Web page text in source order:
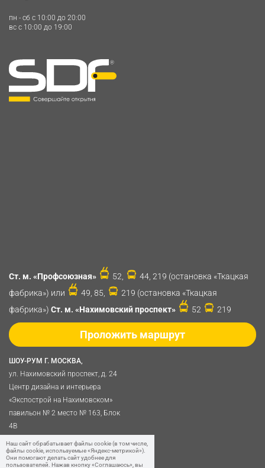
пн - сб c 10:00 до 20:00
вс c 10:00 до 19:00
ШОУ-РУМ Г. МОСКВА,
ул. Нахимовский проспект, д. 24
Центр дизайна и интерьера
«Экспострой на Нахимовском»
павильон № 2 место № 163, Блок
4B
Политика обработки
персональных данных
Ст. м. «Профсоюзная» 52,
44, 219 (остановка «Ткацкая
фабрика») или
49, 85,
219 (остановка «Ткацкая
фабрика») Ст. м. «Нахимовский проспект» 52 219
Проложить маршрут
Наш сайт обрабатывает файлы cookie (в том числе,
файлы cookie, используемые «Яндекс-метрикой»).
Они помогают делать сайт удобнее для
пользователей. Нажав кнопку «Соглашаюсь», вы